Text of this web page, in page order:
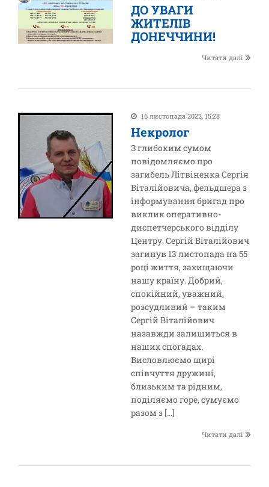
ДО УВАГИ
ЖИТЕЛІВ
ДОНЕЧЧИНИ!
Читати далі
16 листопада 2022, 15:28
Некролог
З глибоким сумом
повідомляємо про
загибель Літвіненка Сергія
Віталійовича, фельдшера з
інформування бригад про
виклик оперативно-
диспетчерського відділу
Центру. Сергій Віталійович
загинув 13 листопада на 55
році життя, захищаючи
нашу країну. Добрий,
спокійний, уважний,
розсудливий – таким
Сергій Віталійович
назавжди залишиться в
наших спогадах.
Висловлюємо щирі
співчуття дружині,
близьким та рідним,
поділяємо горе, сумуємо
разом з […]
Читати далі